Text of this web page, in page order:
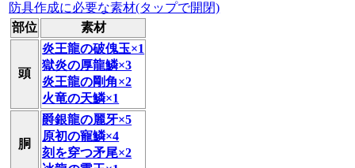
防具作成に必要な素材(タップで開閉)
部位
素材
頭
炎王龍の破傀玉×1
獄炎の厚龍鱗×3
炎王龍の剛角×2
火竜の天鱗×1
胴
爵銀龍の麗牙×5
原初の寵鱗×4
刻を穿つ矛尾×2